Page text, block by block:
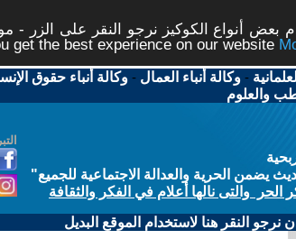
أنواع الكوكيز نرجو النقر على الزر -
get the best experience on our website
-وكالة أنباء العمال -وكالة أنباء حقوق
والعلوم
الحرية والعدالة الاجتماعية للجميع"
والتى نالها أعلام في الفكر والثقافة
النقر هنا لاستخدام الموقع البديل